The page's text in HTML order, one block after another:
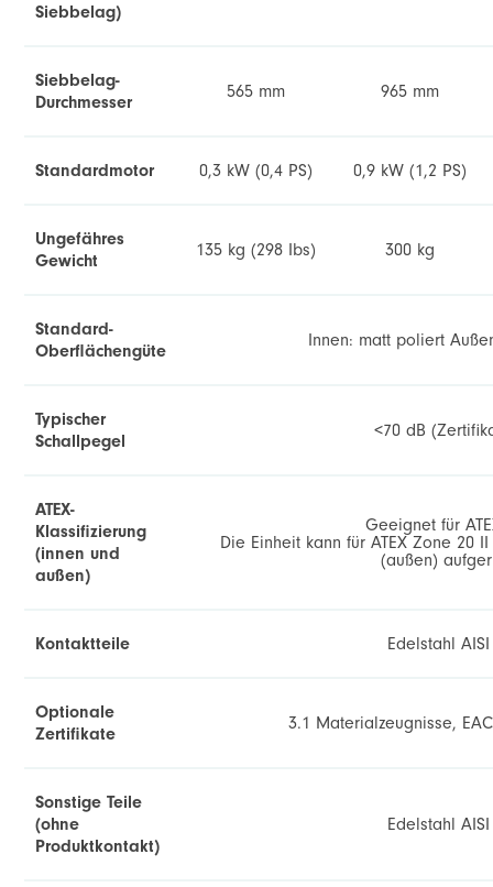
Siebbelag)
Siebbelag-
Durchmesser
565 mm 965 mm
Standardmotor 0,3 kW (0,4 PS) 0,9 kW (1,2 PS)
Ungefähres
Gewicht
135 kg (298 Ibs) 300 kg
Standard-
Oberflächengüte
Innen: matt poliert
Typischer
Schallpegel
<70 dB
ATEX-
Klassifizierung
(innen und
außen)
Geeignet für
Die Einheit kann für ATEX Zone 20
(außen)
Kontaktteile Edelstahl
Optionale
Zertifikate
3.1 Materialzeugnisse,
Sonstige Teile
(ohne
Produktkontakt)
Edelstahl